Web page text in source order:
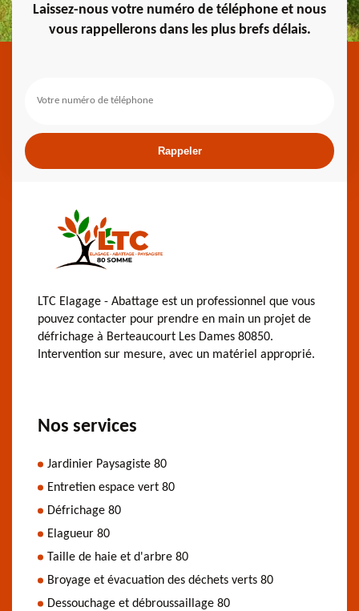
Laissez-nous votre numéro de téléphone et nous
vous rappellerons dans les plus brefs délais.
LTC Elagage - Abattage est un professionnel que vous
pouvez contacter pour prendre en main un projet de
défrichage à Berteaucourt Les Dames 80850.
Intervention sur mesure, avec un matériel approprié.
Nos services
Jardinier Paysagiste 80
Entretien espace vert 80
Défrichage 80
Elagueur 80
Taille de haie et d'arbre 80
Broyage et évacuation des déchets verts 80
Dessouchage et débroussaillage 80